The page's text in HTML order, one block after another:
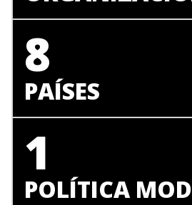
8
PAÍSES
1
POLÍTICA